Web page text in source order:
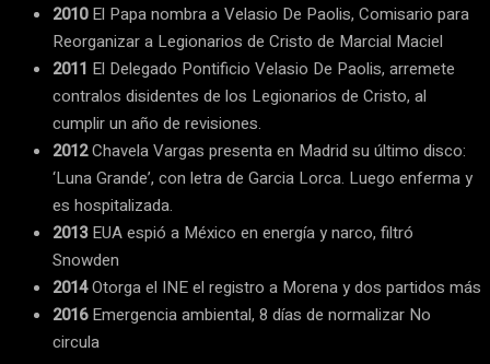
2010El Papa nombra a Velasio De Paolis, Comisario para
Reorganizar a Legionarios de Cristo de Marcial Maciel
2011 El Delegado Pontificio Velasio De Paolis, arremete
contralos disidentes de los Legionarios de Cristo, al
cumplir un año de revisiones.
2012Chavela Vargas presenta en Madrid su último disco:
‘Luna Grande’, con letra de Garcia Lorca. Luego enferma y
es hospitalizada.
2013EUA espió a México en energía y narco, filtró
Snowden
2014Otorga el INE el registro a Morena y dos partidos más
2016Emergencia ambiental, 8 días de normalizar No
circula